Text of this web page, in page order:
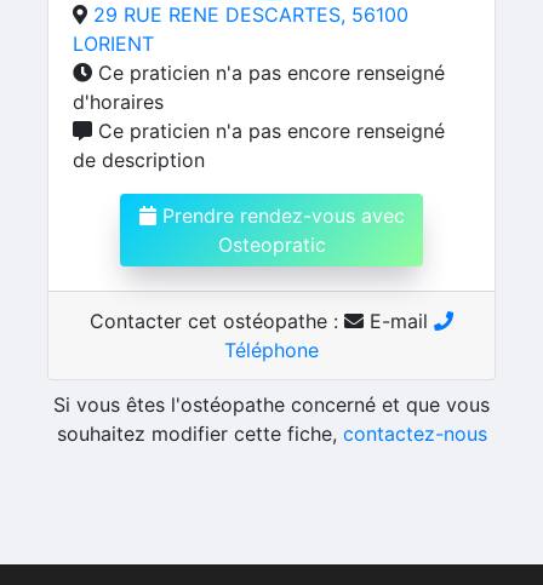
29 RUE RENE DESCARTES, 56100
LORIENT
Ce praticien n'a pas encore renseigné
d'horaires
Ce praticien n'a pas encore renseigné
de description
Prendre rendez-vous avec
Osteopratic
Contacter cet ostéopathe :
E-mail
Téléphone
Si vous êtes l'ostéopathe concerné et que vous
souhaitez modifier cette fiche, contactez-nous